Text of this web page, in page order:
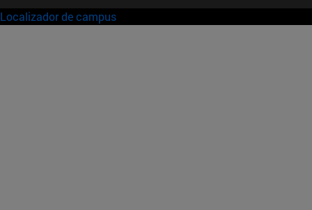
Localizador de campus